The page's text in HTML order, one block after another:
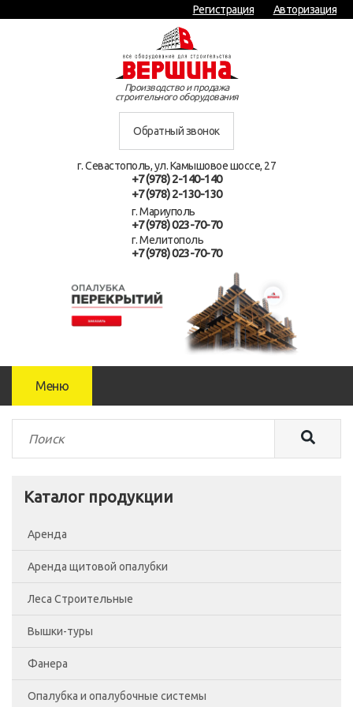
Регистрация Авторизация
Производство и продажа
строительного оборудования
Обратный звонок
г. Севастополь, ул. Камышовое шоссе, 27
+7 (978) 2-140-140
+7 (978) 2-130-130
г. Мариуполь
+7 (978) 023-70-70
г. Мелитополь
+7 (978) 023-70-70
Меню
Каталог продукции
Аренда
Аренда щитовой опалубки
Леса Строительные
Леса рамные
Помосты
Сетка фасадная
Вышки-туры
Вышка-тура ВСП-250/0.7
Вышка-тура ВСП-250/1.2
Фанера
Фанера Россия
Опалубка и опалубочные системы